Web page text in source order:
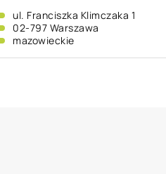
ul. Franciszka Klimczaka 1
02-797 Warszawa
mazowieckie